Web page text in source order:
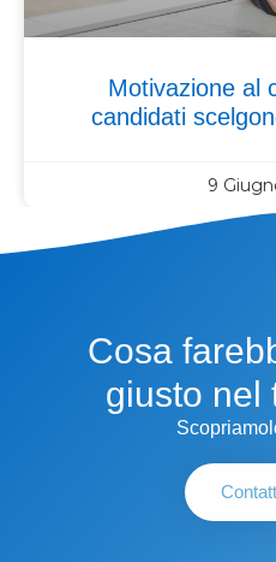
Motivazione al
candidati
9
Cosa
giusto nel